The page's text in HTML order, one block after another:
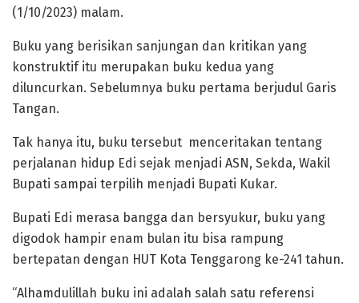
(1/10/2023) malam.
Buku yang berisikan sanjungan dan kritikan yang
konstruktif itu merupakan buku kedua yang
diluncurkan. Sebelumnya buku pertama berjudul Garis
Tangan.
Tak hanya itu, buku tersebut menceritakan tentang
perjalanan hidup Edi sejak menjadi ASN, Sekda, Wakil
Bupati sampai terpilih menjadi Bupati Kukar.
Bupati Edi merasa bangga dan bersyukur, buku yang
digodok hampir enam bulan itu bisa rampung
bertepatan dengan HUT Kota Tenggarong ke-241 tahun.
“Alhamdulillah buku ini adalah salah satu referensi